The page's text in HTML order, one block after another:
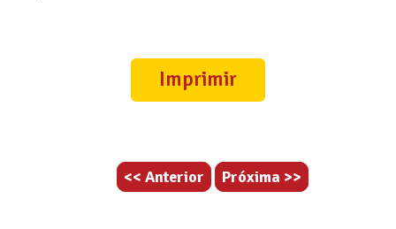
Imprimir
<< Anterior Próxima >>